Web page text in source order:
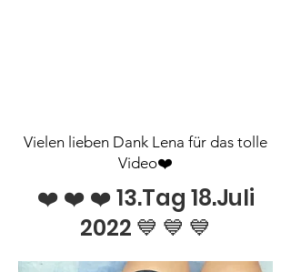
Vielen lieben Dank Lena für das tolle
Video❤️
❤️ ❤️ ❤️ 13.Tag 18.Juli
2022 💙 💙 💙